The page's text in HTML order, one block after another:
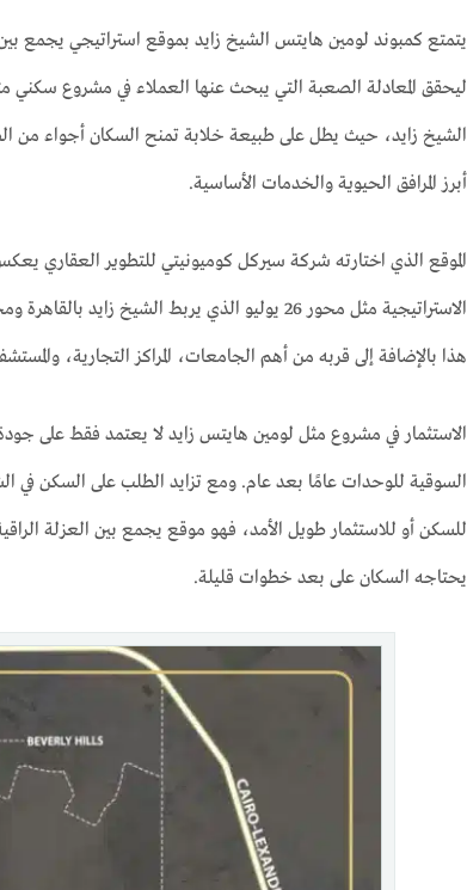
يتمتع كمبوند لومين هايتس الشيخ زايد بموقع استراتيجي يجمع
الشيخ زايد، حيث يطل على طبيعة خلابة تمنح السكان أجواء من
أبرز المرافق الحيوية والخدمات الأساسية.
الموقع الذي اختارته شركة سيركل كوميونيتي للتطوير العقاري
الاستراتيجية مثل محور 26 يوليو الذي يربط
هذا بالإضافة إلى قربه من أهم الجامعات، المراكز التجارية،
الاستثمار في مشروع مثل لومين هايتس زايد لا يعتمد فقط على
السوقية للوحدات عامًا بعد عام. ومع تزايد الطلب على السكن في
للسكن أو للاستثمار طويل الأمد، فهو موقع يجمع بين العزلة
يحتاجه السكان على بعد خطوات قليلة.